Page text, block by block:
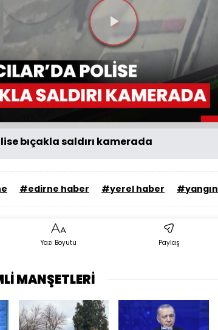
Videoyu
Oynat
bıçakla saldırı kamerada
#edirne haber #yerel haber #yangın
Yazı Boyutu Paylaş
MANŞETLERİ